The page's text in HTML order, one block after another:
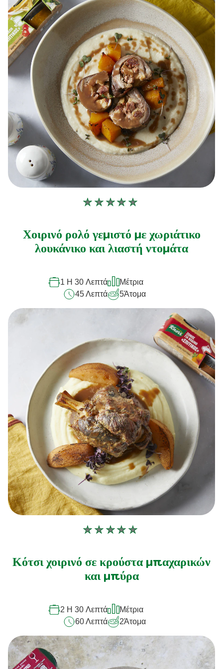
Δεν
αξιολογήσεις
για
recipe
Χοιρινό ρολό γεμιστό με χωριάτικο
λουκάνικο και λιαστή ντομάτα
1 H 30 Λεπτά
Μέτρια
45 Λεπτά
5Άτομα
Δεν
αξιολογήσεις
για
recipe
Κότσι χοιρινό σε κρούστα μπαχαρικών
και μπύρα
2 H 30 Λεπτά
Μέτρια
60 Λεπτά
2Άτομα